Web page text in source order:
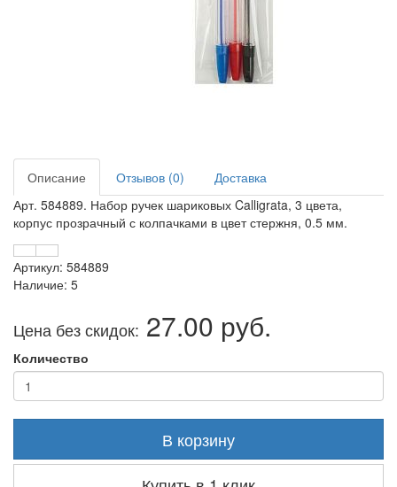
Описание Отзывов (0)
Доставка
Арт. 584889. Набор ручек шариковых Calligrata, 3 цвета,
корпус прозрачный с колпачками в цвет стержня, 0.5 мм.
Артикул: 584889
Наличие: 5
Цена без скидок: 27.00 руб.
Количество
В корзину